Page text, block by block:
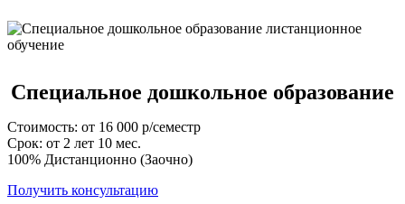
Специальное дошкольное образование
Стоимость: от 16 000 р/семестр
Срок: от 2 лет 10 мес.
100% Дистанционно (Заочно)
Получить консультацию